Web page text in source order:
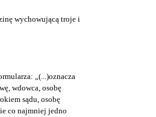
wychowującą troje i
„(...)oznacza
wdowca, osobę
sądu, osobę
co najmniej jedno